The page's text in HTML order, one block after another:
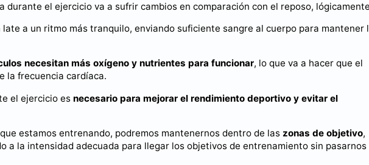
durante el ejercicio va a sufrir cambios en comparación con el reposo,
a un ritmo más tranquilo, enviando suficiente sangre al cuerpo para mantener
necesitan más oxígeno y nutrientes para funcionar, lo que va a hacer que el
la frecuencia cardíaca.
el ejercicio es necesario para mejorar el rendimiento deportivo y evitar el
estamos entrenando, podremos mantenernos dentro de las zonas de objetivo,
a la intensidad adecuada para llegar los objetivos de entrenamiento sin pasarnos